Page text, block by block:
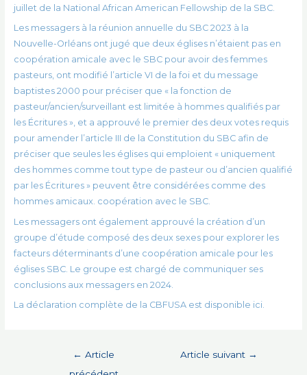
juillet de la National African American Fellowship de la SBC.
Les messagers à la réunion annuelle du SBC 2023 à la
Nouvelle-Orléans ont jugé que deux églises n’étaient pas en
coopération amicale avec le SBC pour avoir des femmes
pasteurs, ont modifié l’article VI de la foi et du message
baptistes 2000 pour préciser que « la fonction de
pasteur/ancien/surveillant est limitée à hommes qualifiés par
les Écritures », et a approuvé le premier des deux votes requis
pour amender l’article III de la Constitution du SBC afin de
préciser que seules les églises qui emploient « uniquement
des hommes comme tout type de pasteur ou d’ancien qualifié
par les Écritures » peuvent être considérées comme des
hommes amicaux. coopération avec le SBC.
Les messagers ont également approuvé la création d’un
groupe d’étude composé des deux sexes pour explorer les
facteurs déterminants d’une coopération amicale pour les
églises SBC. Le groupe est chargé de communiquer ses
conclusions aux messagers en 2024.
La déclaration complète de la CBFUSA est disponible ici.
← Article
Article suivant →